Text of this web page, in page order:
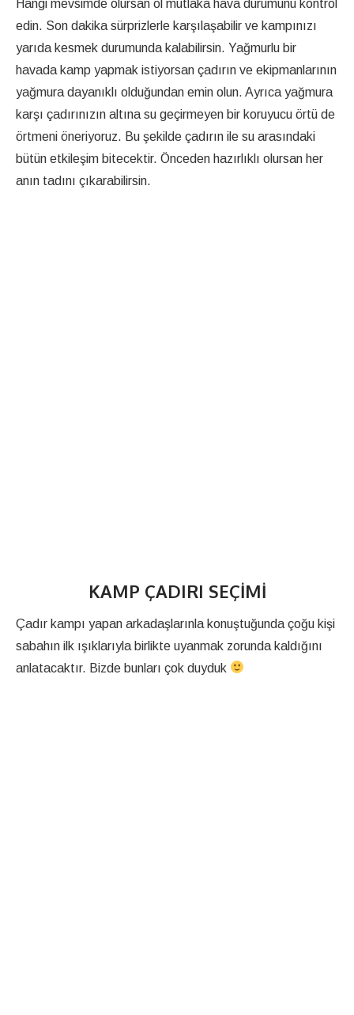
Hangi mevsimde olursan ol mutlaka hava durumunu kontrol
edin. Son dakika sürprizlerle karşılaşabilir ve kampınızı
yarıda kesmek durumunda kalabilirsin. Yağmurlu bir
havada kamp yapmak istiyorsan çadırın ve ekipmanlarının
yağmura dayanıklı olduğundan emin olun. Ayrıca yağmura
karşı çadırınızın altına su geçirmeyen bir koruyucu örtü de
örtmeni öneriyoruz. Bu şekilde çadırın ile su arasındaki
bütün etkileşim bitecektir. Önceden hazırlıklı olursan her
anın tadını çıkarabilirsin.
KAMP ÇADIRI SEÇIMI
Çadır kampı yapan arkadaşlarınla konuştuğunda çoğu kişi
sabahın ilk ışıklarıyla birlikte uyanmak zorunda kaldığını
anlatacaktır. Bizde bunları çok duyduk